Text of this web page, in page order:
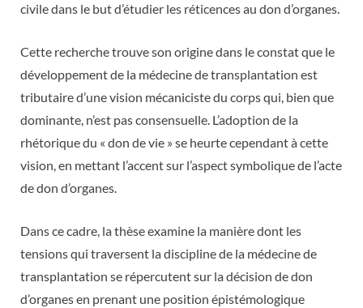
civile dans le but d’étudier les réticences au don d’organes.
Cette recherche trouve son origine dans le constat que le
développement de la médecine de transplantation est
tributaire d’une vision mécaniciste du corps qui, bien que
dominante, n’est pas consensuelle. L’adoption de la
rhétorique du « don de vie » se heurte cependant à cette
vision, en mettant l’accent sur l’aspect symbolique de l’acte
de don d’organes.
Dans ce cadre, la thèse examine la manière dont les
tensions qui traversent la discipline de la médecine de
transplantation se répercutent sur la décision de don
d’organes en prenant une position épistémologique